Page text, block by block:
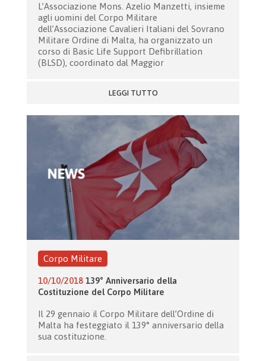
L’Associazione Mons. Azelio Manzetti, insieme
agli uomini del Corpo Militare
dell’Associazione Cavalieri Italiani del Sovrano
Militare Ordine di Malta, ha organizzato un
corso di Basic Life Support Defibrillation
(BLSD), coordinato dal Maggior
LEGGI TUTTO
Corpo Militare
10/10/2018 139° Anniversario della
Costituzione del Corpo Militare
Il 29 gennaio il Corpo Militare dell’Ordine di
Malta ha festeggiato il 139° anniversario della
sua costituzione.